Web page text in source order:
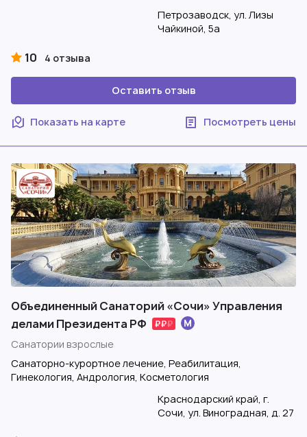
Петрозаводск, ул. Лизы
Чайкиной, 5а
10 4 отзыва
Оставить отзыв
Показать на карте Посмотреть цены
Объединенный Санаторий «Сочи» Управления
делами Президента РФ
Санатории взрослые
Санаторно-курортное лечение, Реабилитация,
Гинекология, Андрология, Косметология
Краснодарский край, г.
Сочи, ул. Виноградная, д. 27